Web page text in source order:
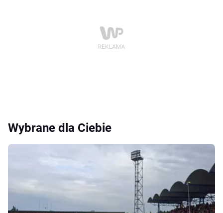
Wybrane dla Ciebie